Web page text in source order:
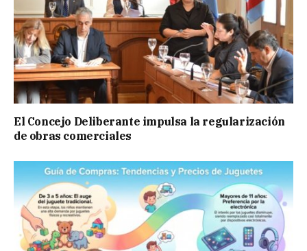
El Concejo Deliberante impulsa la regularización
de obras comerciales